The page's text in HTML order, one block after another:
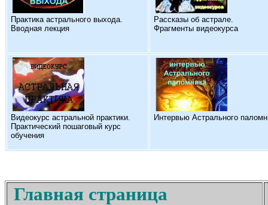
Практика астрального выхода.
Вводная лекция
Рассказы об астрале.
Фрагменты видеокурса
Видеокурс астральной практики.
Практический пошаговый курс
обучения
Интервью Астрального
Главная страница